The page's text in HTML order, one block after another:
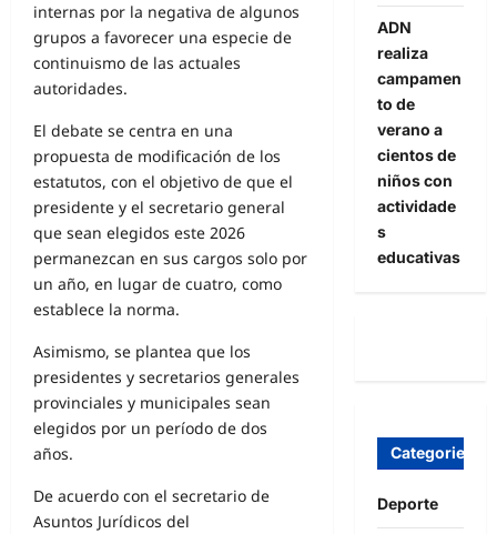
internas por la negativa de algunos
grupos a favorecer una especie de
continuismo de las actuales
autoridades.
El debate se centra en una
propuesta de modificación de los
estatutos, con el objetivo de que el
presidente y el secretario general
que sean elegidos este 2026
permanezcan en sus cargos solo por
un año, en lugar de cuatro, como
establece la norma.
Asimismo, se plantea que los
presidentes y secretarios generales
provinciales y municipales sean
elegidos por un período de dos
años.
De acuerdo con el secretario de
Asuntos Jurídicos del
ADN
realiza
campamen
to de
verano a
cientos de
niños con
actividade
s
educativas
Categories
Deporte